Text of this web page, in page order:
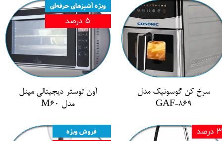
سرخ کن گوسونیک مدل
GAF-869
آون توستر دیجیتالی مینل
مدل M60
ویژه آشپزهای حرفه‌ای
۵ درصد
۳ درصد فروش ویژه